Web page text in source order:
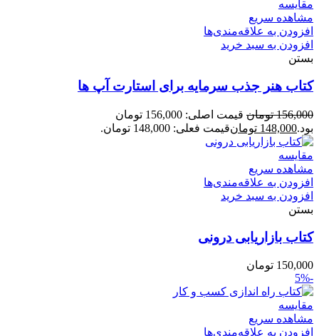
مقایسه
مشاهده سریع
افزودن به علاقه‌مندی‌ها
افزودن به سبد خرید
بستن
کتاب هنر جذب سرمایه برای استارت آپ ها
156,000 تومان
قیمت اصلی: 156,000 تومان
بود.148,000 تومانقیمت فعلی: 148,000 تومان.
مقایسه
مشاهده سریع
افزودن به علاقه‌مندی‌ها
افزودن به سبد خرید
بستن
کتاب بازاریابی درونی
150,000 تومان
-5%
مقایسه
مشاهده سریع
افزودن به علاقه‌مندی‌ها